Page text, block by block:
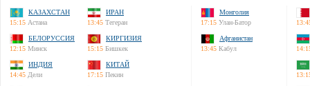
КАЗАХСТАН
15:15 Астана
ИРАН
13:45 Тегеран
БЕЛОРУССИЯ
12:15 Минск
КИРГИЗИЯ
15:15 Бишкек
ИНДИЯ
14:45 Дели
КИТАЙ
17:15 Пекин
Монголия
17:15 Улан-Батор
Афганистан
13:45 Кабул